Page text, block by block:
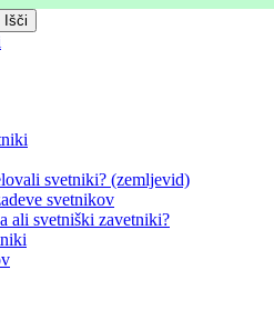
svetniki? (zemljevid)
svetnikov
ali svetniški zavetniki?